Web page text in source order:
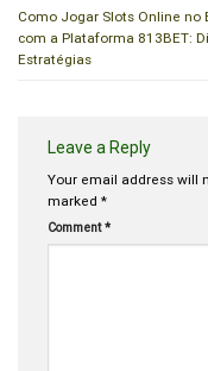
Como Jogar Slots Online no
com a Plataforma 813BET:
Estratégias
Leave a Reply
Your email address will
marked *
Comment*